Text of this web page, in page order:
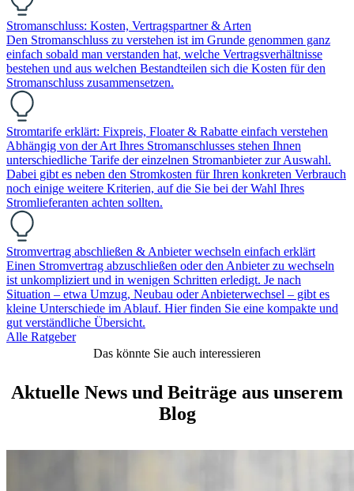
Stromanschluss: Kosten, Vertragspartner & Arten
Den Stromanschluss zu verstehen ist im Grunde genommen ganz
einfach sobald man verstanden hat, welche Vertragsverhältnisse
bestehen und aus welchen Bestandteilen sich die Kosten für den
Stromanschluss zusammensetzen.
Stromtarife erklärt: Fixpreis, Floater & Rabatte einfach verstehen
Abhängig von der Art Ihres Stromanschlusses stehen Ihnen
unterschiedliche Tarife der einzelnen Stromanbieter zur Auswahl.
Dabei gibt es neben den Stromkosten für Ihren konkreten Verbrauch
noch einige weitere Kriterien, auf die Sie bei der Wahl Ihres
Stromlieferanten achten sollten.
Stromvertrag abschließen & Anbieter wechseln einfach erklärt
Einen Stromvertrag abzuschließen oder den Anbieter zu wechseln
ist unkompliziert und in wenigen Schritten erledigt. Je nach
Situation – etwa Umzug, Neubau oder Anbieterwechsel – gibt es
kleine Unterschiede im Ablauf. Hier finden Sie eine kompakte und
gut verständliche Übersicht.
Alle Ratgeber
Das könnte Sie auch interessieren
Aktuelle News und Beiträge aus unserem
Blog